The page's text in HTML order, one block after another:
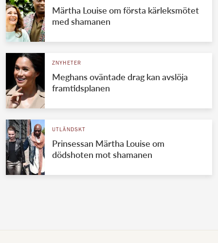
Märtha Louise om första kärleksmötet
med shamanen
ZNYHETER
Meghans oväntade drag kan avslöja
framtidsplanen
UTLÄNDSKT
Prinsessan Märtha Louise om
dödshoten mot shamanen